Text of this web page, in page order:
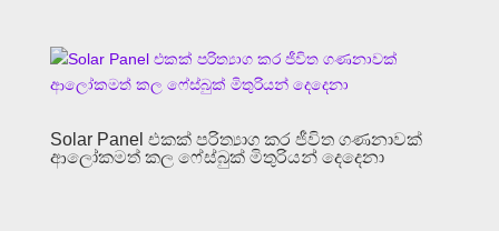
Solar Panel එකක් පරිත්‍යාග කර ජීවිත ගණනාවක්
ආලෝකමත් කල ෆේස්බුක් මිතුරියන් දෙදෙනා